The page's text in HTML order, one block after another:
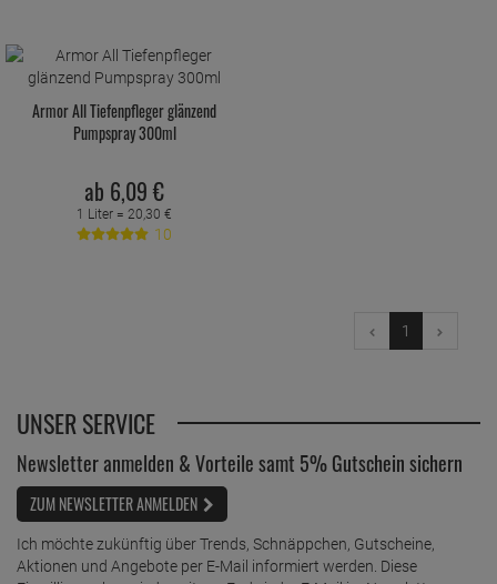
Armor All Tiefenpfleger glänzend
Pumpspray 300ml
ab 6,09 €
1 Liter = 20,30 €
10
1
UNSER SERVICE
Newsletter anmelden & Vorteile samt 5% Gutschein sichern
ZUM NEWSLETTER ANMELDEN
Ich möchte zukünftig über Trends, Schnäppchen, Gutscheine,
Aktionen und Angebote per E-Mail informiert werden. Diese